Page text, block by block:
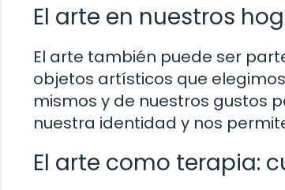
El arte en nuestros
El arte también puede ser
objetos artísticos que
mismos y de nuestros gustos
nuestra identidad y nos
El arte como terapia: